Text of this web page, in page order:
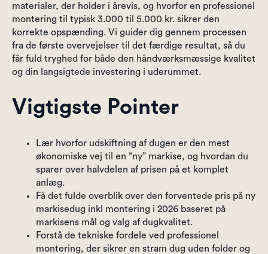
materialer, der holder i årevis, og hvorfor en professionel
montering til typisk 3.000 til 5.000 kr. sikrer den
korrekte opspænding. Vi guider dig gennem processen
fra de første overvejelser til det færdige resultat, så du
får fuld tryghed for både den håndværksmæssige kvalitet
og din langsigtede investering i uderummet.
Vigtigste Pointer
Lær hvorfor udskiftning af dugen er den mest
økonomiske vej til en “ny” markise, og hvordan du
sparer over halvdelen af prisen på et komplet
anlæg.
Få det fulde overblik over den forventede pris på ny
markisedug inkl montering i 2026 baseret på
markisens mål og valg af dugkvalitet.
Forstå de tekniske fordele ved professionel
montering, der sikrer en stram dug uden folder og